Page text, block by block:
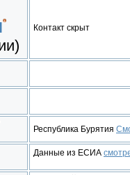
Контакт скрыт
Республика Бурятия
Данные из ЕСИА